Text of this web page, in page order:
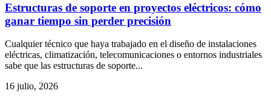
Estructuras de soporte en proyectos eléctricos: cómo
ganar tiempo sin perder precisión
Cualquier técnico que haya trabajado en el diseño de instalaciones
eléctricas, climatización, telecomunicaciones o entornos industriales
sabe que las estructuras de soporte...
16 julio, 2026